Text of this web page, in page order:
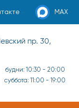
MAX
пр. 30,
будни: 10:30 - 20:00
суббота: 11:00 - 19:00